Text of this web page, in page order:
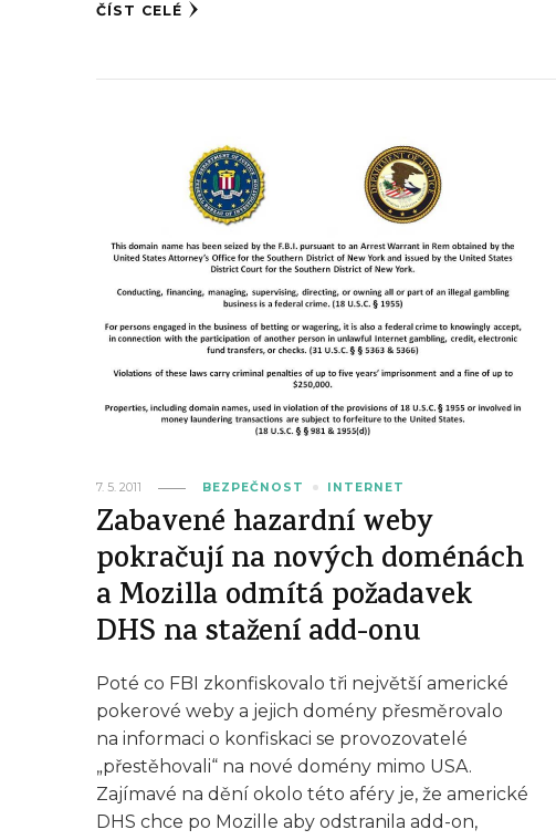
ČÍST CELÉ
7. 5. 2011 BEZPEČNOST INTERNET
Zabavené hazardní weby
pokračují na nových doménách
a Mozilla odmítá požadavek
DHS na stažení add-onu
Poté co FBI zkonfiskovalo tři největší americké
pokerové weby a jejich domény přesměrovalo
na informaci o konfiskaci se provozovatelé
„přestěhovali“ na nové domény mimo USA.
Zajímavé na dění okolo této aféry je, že americké
DHS chce po Mozille aby odstranila add-on,